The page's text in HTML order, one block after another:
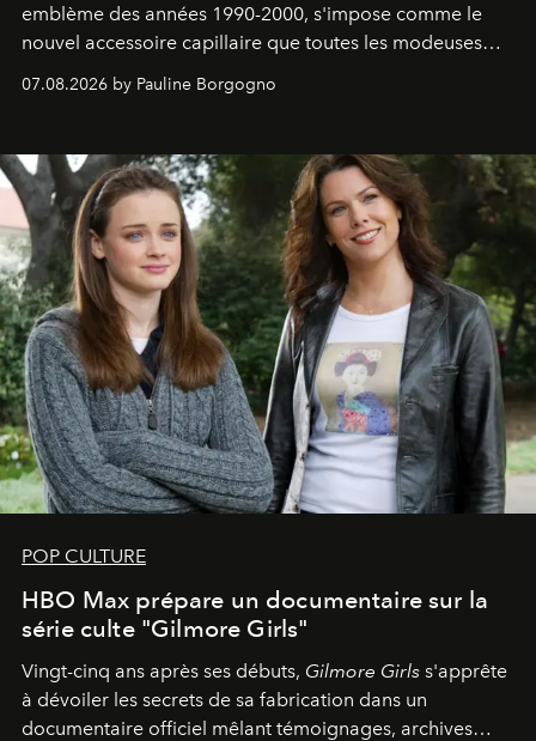
emblème des années 1990-2000, s'impose comme le
nouvel accessoire capillaire que toutes les modeuses
07.08.2026 by Pauline Borgogno
POP CULTURE
HBO Max prépare un documentaire sur la
série culte "Gilmore Girls"
Vingt-cinq ans après ses débuts, Gilmore Girls s'apprête
à dévoiler les secrets de sa fabrication dans un
documentaire officiel mêlant témoignages, archives